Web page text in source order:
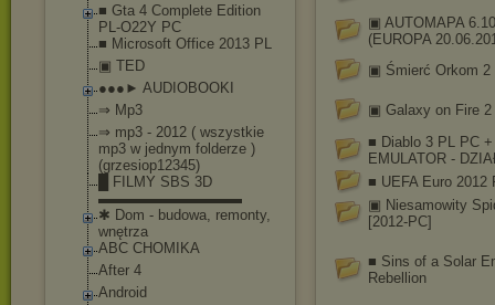
■ Gta 4 Complete Edition
PL-O22Y PC
■ Microsoft Office 2013 PL
▣ TED
●●●► AUDIOBOOKI
⇒ Mp3
⇒ mp3 - 2012 ( wszystkie
mp3 w jednym folderze )
(grzesiop12345)
█ FILMY SBS 3D
▬▬▬▬▬▬▬▬▬▬
✱ Dom - budowa, remonty,
wnętrza
ABC CHOMIKA
After 4
Android
▣ AUTOMAPA
(EUROPA
▣ Śmierć Orkom 2
▣ Galaxy on Fire 2
■ Diablo 3 PL PC +
EMULATOR -
■ UEFA Euro 2012
▣ Niesamowity
[2012-PC]
■ Sins of a Solar
Rebellion